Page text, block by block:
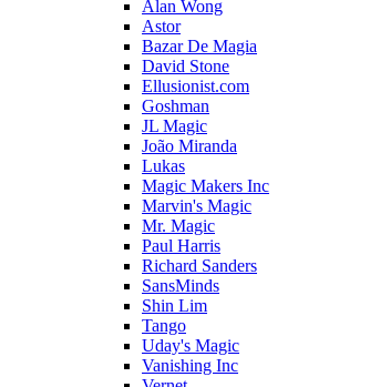
Alan Wong
Astor
Bazar De Magia
David Stone
Ellusionist.com
Goshman
JL Magic
João Miranda
Lukas
Magic Makers Inc
Marvin's Magic
Mr. Magic
Paul Harris
Richard Sanders
SansMinds
Shin Lim
Tango
Uday's Magic
Vanishing Inc